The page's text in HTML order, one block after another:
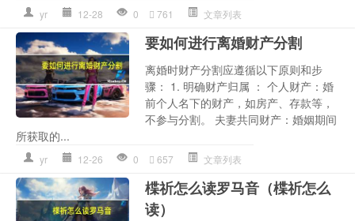
yr 12-28 0 761 文章列表
要如何进行离婚财产分割
离婚时财产分割应遵循以下原则和步
骤： 1. 明确财产归属 ： 个人财产：婚
前个人名下的财产，如房产、存款等，
不参与分割。 夫妻共同财产：婚姻期间
所获取的...
yr 12-26 0 657 文章列表
楪祈怎么读罗马音（楪祈怎么
读）